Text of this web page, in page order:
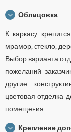
Облицовка
К каркасу
мрамор, стекло,
Выбор варианта
пожеланий
другие
цветовая отделка
помещения.
Крепление